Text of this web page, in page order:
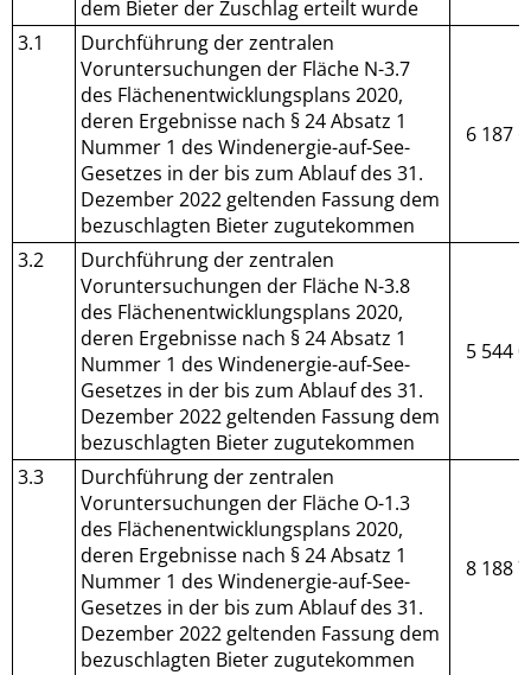
dem Bieter der Zuschlag erteilt wurde
3.1
Durchführung der zentralen
Voruntersuchungen der Fläche N-3.7
des Flächenentwicklungsplans 2020,
deren Ergebnisse nach § 24 Absatz 1
Nummer 1 des Windenergie-auf-See-
Gesetzes in der bis zum Ablauf des 31.
Dezember 2022 geltenden Fassung dem
bezuschlagten Bieter zugutekommen
6 187
3.2
Durchführung der zentralen
Voruntersuchungen der Fläche N-3.8
des Flächenentwicklungsplans 2020,
deren Ergebnisse nach § 24 Absatz 1
Nummer 1 des Windenergie-auf-See-
Gesetzes in der bis zum Ablauf des 31.
Dezember 2022 geltenden Fassung dem
bezuschlagten Bieter zugutekommen
5 544
3.3
Durchführung der zentralen
Voruntersuchungen der Fläche O-1.3
des Flächenentwicklungsplans 2020,
deren Ergebnisse nach § 24 Absatz 1
Nummer 1 des Windenergie-auf-See-
Gesetzes in der bis zum Ablauf des 31.
Dezember 2022 geltenden Fassung dem
bezuschlagten Bieter zugutekommen
8 188